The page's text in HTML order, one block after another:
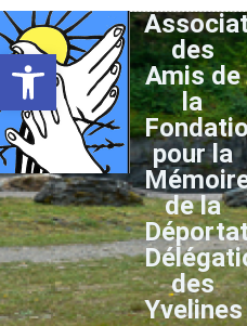
Ouvrir la barre d’outils
des
Amis de
la
pour la
de la
des
Yvelines